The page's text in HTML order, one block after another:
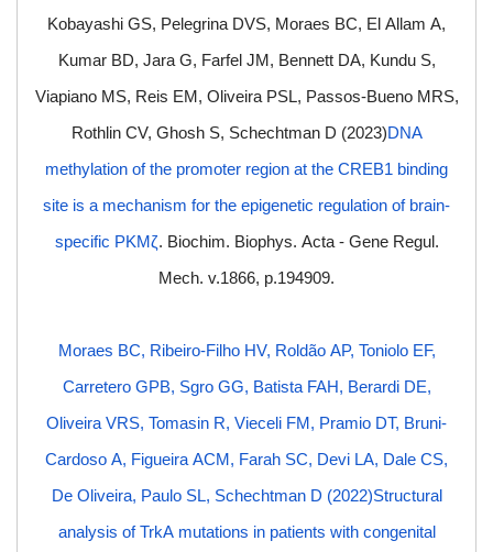
Kobayashi GS, Pelegrina DVS, Moraes BC, El Allam A,
Kumar BD, Jara G, Farfel JM, Bennett DA, Kundu S,
Viapiano MS, Reis EM, Oliveira PSL, Passos-Bueno MRS,
Rothlin CV, Ghosh S, Schechtman D (2023)DNA
methylation of the promoter region at the CREB1 binding
site is a mechanism for the epigenetic regulation of brain-
specific PKMζ. Biochim. Biophys. Acta - Gene Regul.
Mech. v.1866, p.194909.
Moraes BC, Ribeiro-Filho HV, Roldão AP, Toniolo EF,
Carretero GPB, Sgro GG, Batista FAH, Berardi DE,
Oliveira VRS, Tomasin R, Vieceli FM, Pramio DT, Bruni-
Cardoso A, Figueira ACM, Farah SC, Devi LA, Dale CS,
De Oliveira, Paulo SL, Schechtman D (2022)Structural
analysis of TrkA mutations in patients with congenital